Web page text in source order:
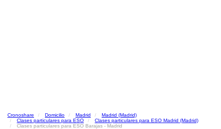
Cronoshare Domicilio Madrid
Madrid (Madrid)
Clases particulares para ESO
Clases particulares para ESO Madrid (Madrid)
Clases particulares para ESO Barajas - Madrid